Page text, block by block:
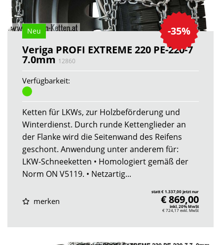
-35%
Neu
Veriga PROFI EXTREME 220 PE-220-7
7.0mm 12860
Verfügbarkeit:
Ketten für LKWs, zur Holzbeförderung und
Winterdienst. Durch runde Kettenglieder an
der Flanke wird die Seitenwand des Reifens
geschont. Anwendung unter anderem für:
LKW-Schneeketten • Homologiert gemäß der
Norm ON V5119. • Netzartig...
merken
statt € 1.337,00 jetzt nur
€ 869,00
inkl. 20% MwSt
€ 724,17exkl. MwSt